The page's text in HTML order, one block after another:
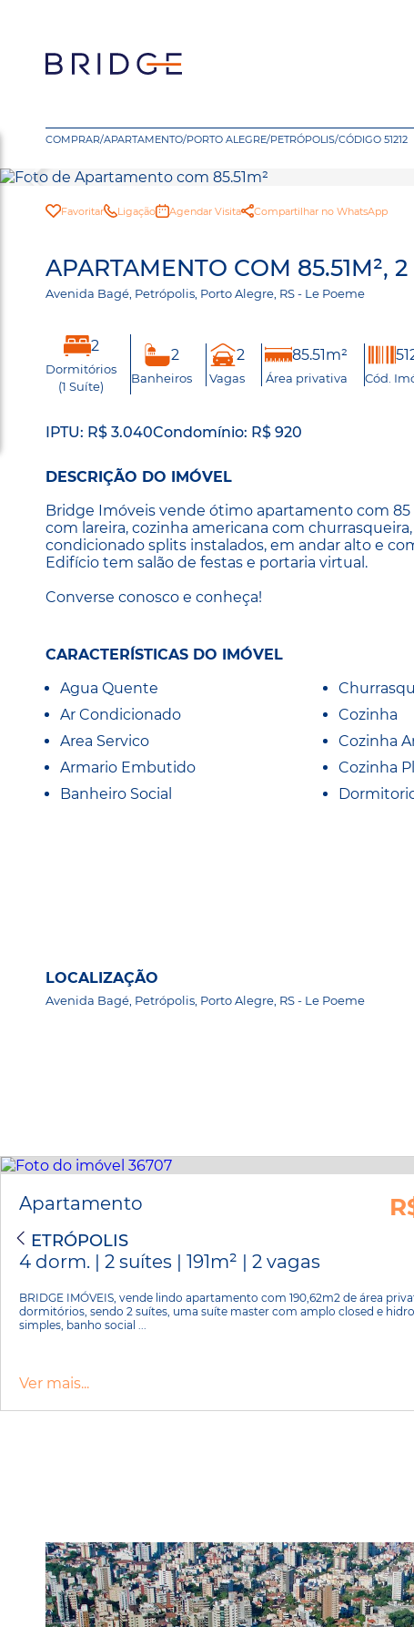
COMPRAR/APARTAMENTO/PORTO ALEGRE/PETRÓPOLIS/CÓDIGO 51212
Favoritar Ligação Agendar Visita Compartilhar no WhatsApp
APARTAMENTO COM 85.51M²,
Avenida Bagé, Petrópolis, Porto Alegre, RS - Le Poeme
2
Dormitórios
(1 Suíte)
2
Banheiros
2
Vagas
85.51m²
Área privativa Cód.
IPTU: R$ 3.040Condomínio: R$ 920
DESCRIÇÃO DO IMÓVEL
Bridge Imóveis vende ótimo apartamento com
com lareira, cozinha americana com
condicionado splits instalados, em andar alto e
Edifício tem salão de festas e portaria virtual.
Converse conosco e conheça!
CARACTERÍSTICAS DO IMÓVEL
Agua Quente
Ar Condicionado
Area Servico
Armario Embutido
Banheiro Social
Cozinha
Cozinha
Cozinha
LOCALIZAÇÃO
Avenida Bagé, Petrópolis, Porto Alegre, RS - Le Poeme
Apartamento
PETRÓPOLIS
4 dorm. | 2 suítes | 191m² | 2 vagas
BRIDGE IMÓVEIS, vende lindo apartamento com 190,62m2 de área
dormitórios, sendo 2 suítes, uma suíte master com amplo closed e
simples, banho social ...
Ver mais...